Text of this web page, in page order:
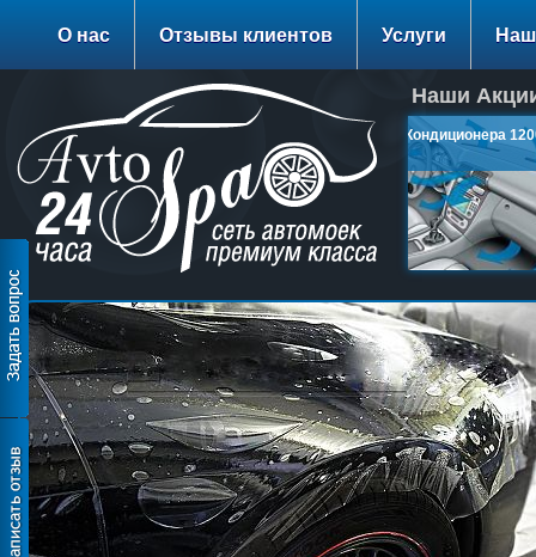
О нас Отзывы клиентов Услуги
Наши
Заправка Кондиционера 1200
руб.